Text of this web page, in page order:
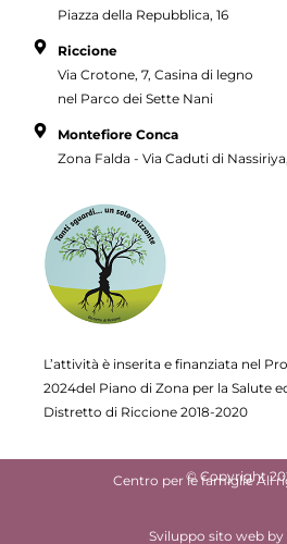
Piazza della Repubblica, 16
Riccione
Via Crotone, 7, Casina di legno
nel Parco dei Sette Nani
Montefiore Conca
Zona Falda - Via Caduti di
L’attività è inserita e finanziata nel
2024del Piano di Zona per la Salute
Distretto di Riccione 2018-2020
© Copyright
Centro per le famiglie All
Sviluppo sito web by